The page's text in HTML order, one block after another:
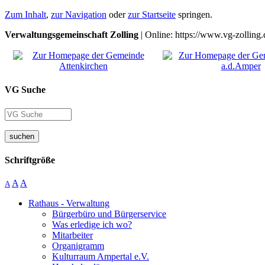
Zum Inhalt, zur Navigation oderzur Startseite springen.
Verwaltungsgemeinschaft Zolling | Online: https://www.vg-
VG Suche
suchen
Schriftgröße
A A A
Rathaus - Verwaltung
Bürgerbüro und Bürgerservice
Was erledige ich wo?
Mitarbeiter
Organigramm
Kulturraum Ampertal e.V.